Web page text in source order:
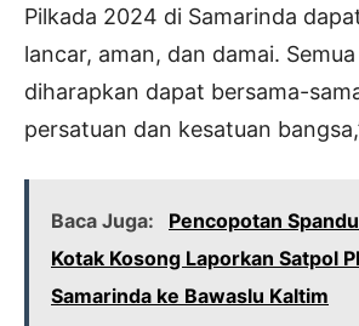
Pilkada 2024 di Samarinda
lancar, aman, dan damai.
diharapkan dapat bersama-
persatuan dan kesatuan
Baca Juga:
Pencopotan
Kotak Kosong Laporkan Satpol
Samarinda ke Bawaslu Kaltim